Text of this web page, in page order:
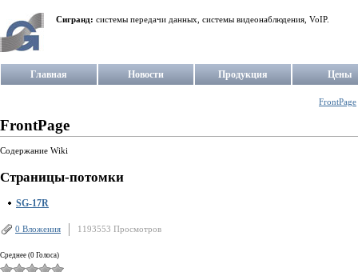
Сигранд: системы передачи данных, системы видеонаблюдения, VoIP.
Главная Новости Продукция Цены
FrontPage
FrontPage
Содержание Wiki
Страницы-потомки
SG-17R
0 Вложения 1193553 Просмотров
Среднее (0 Голоса)